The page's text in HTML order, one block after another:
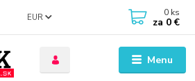
Menu
EUR 0 ks
za 0 €